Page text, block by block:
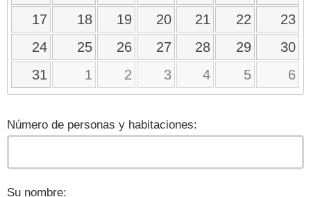
17
18 19 20 21 22
23
24
25 26 27 28 29
30
31
1 2 3 4 5 6
Número de personas y habitaciones:
Su nombre: